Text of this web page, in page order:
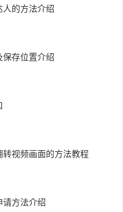
人的方法介绍
保存位置介绍
转视频画面的方法教程
请方法介绍